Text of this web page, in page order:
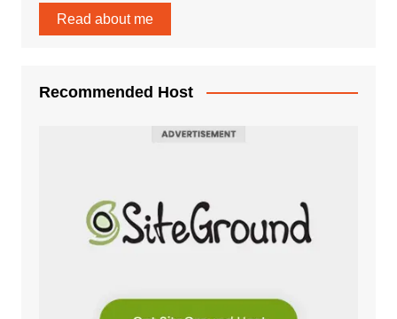
Read about me
Recommended Host